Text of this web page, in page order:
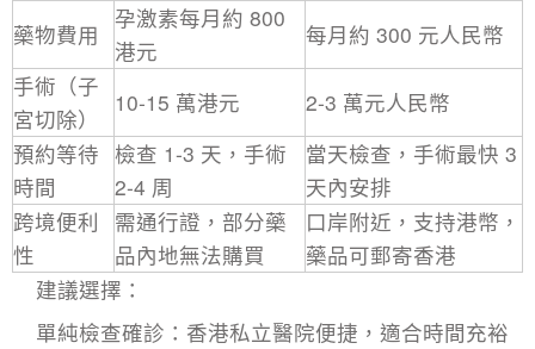
藥物費用​
孕激素每月約 800
港元​
每月約 300 元人民幣​
手術（子
宮切除）​
10-15 萬港元​
2-3 萬元人民幣​
預約等待
時間​
檢查 1-3 天，手術
2-4 周​
當天檢查，手術最快 3
天內安排​
跨境便利
性​
需通行證，部分藥
品內地無法購買​
口岸附近，支持港幣，
藥品可郵寄香港​
建議選擇：​
單純檢查確診：香港私立醫院便捷，適合時間充裕